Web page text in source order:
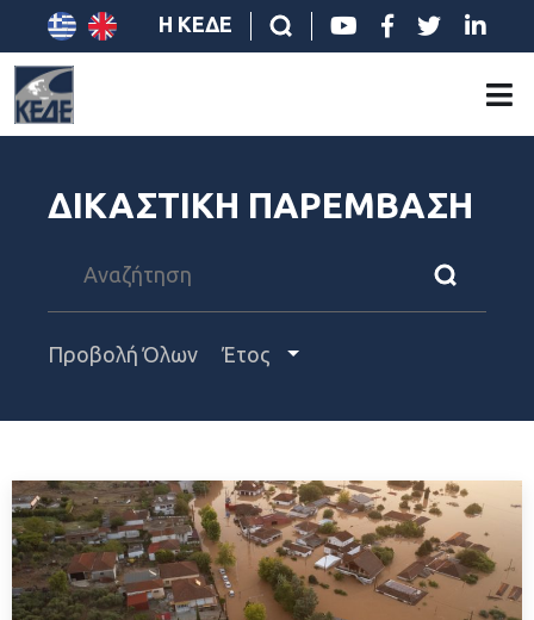
Η ΚΕΔΕ
ΔΙΚΑΣΤΙΚΗ ΠΑΡΕΜΒΑΣΗ
Προβολή Όλων Έτος